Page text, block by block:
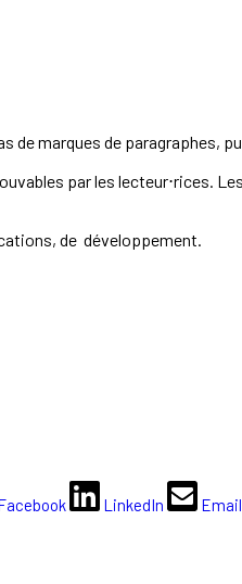
de marques de paragraphes,
par les lecteur⋅rices.
de développement.
LinkedIn Email